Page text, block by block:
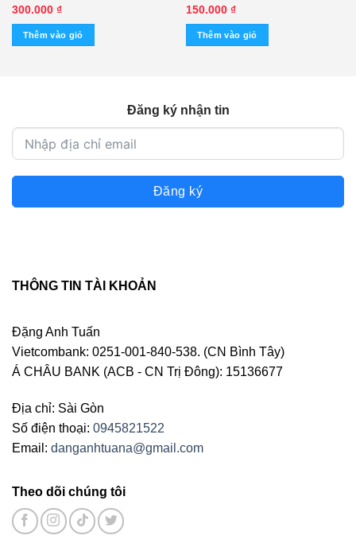
Hơn Anh – Hùng Cường – Mai
Lệ Huyền (ADC-CA) KGVHC
300.000 ₫
Thêm vào giỏ
Mưa – Đức Huy
150.000 ₫
Thêm vào giỏ
Đăng ký nhận tin
Đăng ký
THÔNG TIN TÀI KHOẢN
Đặng Anh Tuấn
Vietcombank: 0251-001-840-538. (CN Bình Tây)
Á CHÂU BANK (ACB - CN Trị Đông): 15136677
Địa chỉ: Sài Gòn
Số điện thoại: 0945821522
Email: danganhtuana@gmail.com
Theo dõi chúng tôi